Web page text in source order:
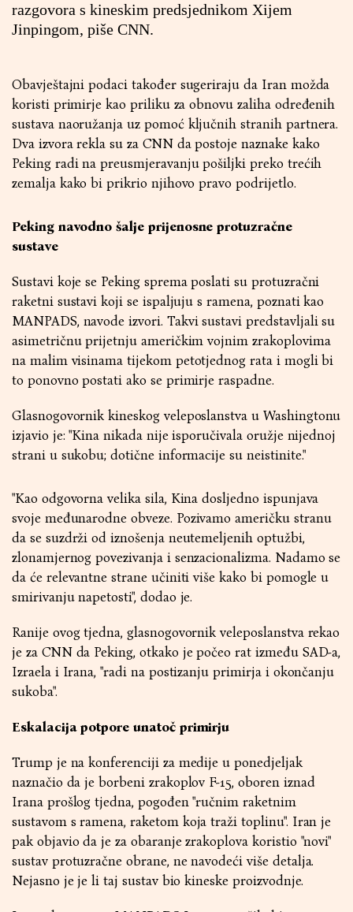
razgovora s kineskim predsjednikom Xijem
Jinpingom, piše CNN.
Obavještajni podaci također sugeriraju da Iran možda
koristi primirje kao priliku za obnovu zaliha određenih
sustava naoružanja uz pomoć ključnih stranih partnera.
Dva izvora rekla su za CNN da postoje naznake kako
Peking radi na preusmjeravanju pošiljki preko trećih
zemalja kako bi prikrio njihovo pravo podrijetlo.
Peking navodno šalje prijenosne protuzračne
sustave
Sustavi koje se Peking sprema poslati su protuzračni
raketni sustavi koji se ispaljuju s ramena, poznati kao
MANPADS, navode izvori. Takvi sustavi predstavljali su
asimetričnu prijetnju američkim vojnim zrakoplovima
na malim visinama tijekom petotjednog rata i mogli bi
to ponovno postati ako se primirje raspadne.
Glasnogovornik kineskog veleposlanstva u Washingtonu
izjavio je: "Kina nikada nije isporučivala oružje nijednoj
strani u sukobu; dotične informacije su neistinite."
"Kao odgovorna velika sila, Kina dosljedno ispunjava
svoje međunarodne obveze. Pozivamo američku stranu
da se suzdrži od iznošenja neutemeljenih optužbi,
zlonamjernog povezivanja i senzacionalizma. Nadamo se
da će relevantne strane učiniti više kako bi pomogle u
smirivanju napetosti", dodao je.
Ranije ovog tjedna, glasnogovornik veleposlanstva rekao
je za CNN da Peking, otkako je počeo rat između SAD-a,
Izraela i Irana, "radi na postizanju primirja i okončanju
sukoba".
Eskalacija potpore unatoč primirju
Trump je na konferenciji za medije u ponedjeljak
naznačio da je borbeni zrakoplov F-15, oboren iznad
Irana prošlog tjedna, pogođen "ručnim raketnim
sustavom s ramena, raketom koja traži toplinu". Iran je
pak objavio da je za obaranje zrakoplova koristio "novi"
sustav protuzračne obrane, ne navodeći više detalja.
Nejasno je je li taj sustav bio kineske proizvodnje.